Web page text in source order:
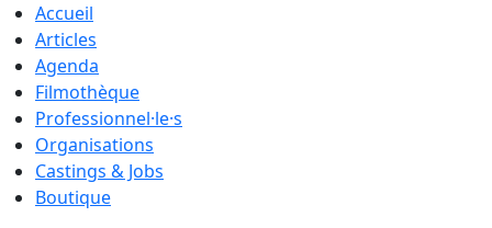
Accueil
Articles
Agenda
Filmothèque
Professionnel·le·s
Organisations
Castings & Jobs
Boutique